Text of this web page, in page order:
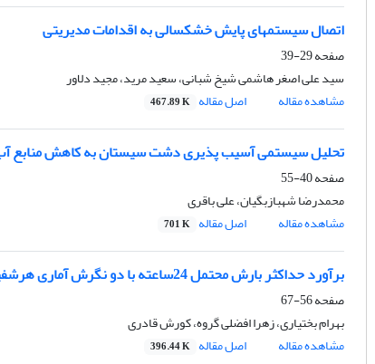
اتصال سیستم‏های پایش خشکسالی به اقدامات مدیریتی
صفحه29-39
سید علی اصغر هاشمی شیخ شبانی، سعید مرید، مجید دلاور
مشاهده مقاله
اصل مقاله 467.89 K
تحلیل سیستمی آسیب پذیری دشت سیستان به کاهش منابع
صفحه40-55
محمدرضا شهبازبگیان، علی باقری
مشاهده مقاله
اصل مقاله 701 K
برآورد حداکثر بارش محتمل 24ساعته با دو نگرش آماری هرشفیلد در حوضه آبریز قره سو در استان گلستان
صفحه56-67
بهرام بختیاری، زهرا افضلی گروه، کورش قادری
مشاهده مقاله
اصل مقاله 396.44 K